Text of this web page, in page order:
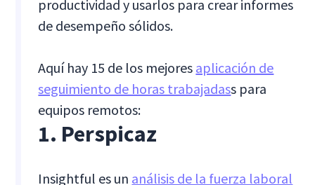
productividad y usarlos para crear informes
de desempeño sólidos.
Aquí hay 15 de los mejores aplicación de
seguimiento de horas trabajadass para
equipos remotos:
1. Perspicaz
Insightful es un análisis de la fuerza laboral